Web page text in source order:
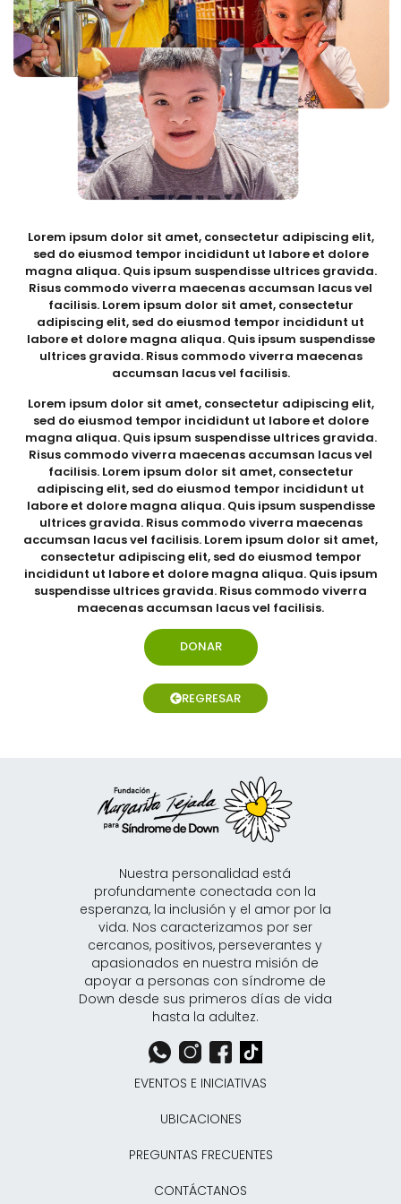
Lorem ipsum dolor sit amet, consectetur adipiscing elit,
sed do eiusmod tempor incididunt ut labore et dolore
magna aliqua. Quis ipsum suspendisse ultrices gravida.
Risus commodo viverra maecenas accumsan lacus vel
facilisis. Lorem ipsum dolor sit amet, consectetur
adipiscing elit, sed do eiusmod tempor incididunt ut
labore et dolore magna aliqua. Quis ipsum suspendisse
ultrices gravida. Risus commodo viverra maecenas
accumsan lacus vel facilisis.
Lorem ipsum dolor sit amet, consectetur adipiscing elit,
sed do eiusmod tempor incididunt ut labore et dolore
magna aliqua. Quis ipsum suspendisse ultrices gravida.
Risus commodo viverra maecenas accumsan lacus vel
facilisis. Lorem ipsum dolor sit amet, consectetur
adipiscing elit, sed do eiusmod tempor incididunt ut
labore et dolore magna aliqua. Quis ipsum suspendisse
ultrices gravida. Risus commodo viverra maecenas
accumsan lacus vel facilisis. Lorem ipsum dolor sit amet,
consectetur adipiscing elit, sed do eiusmod tempor
incididunt ut labore et dolore magna aliqua. Quis ipsum
suspendisse ultrices gravida. Risus commodo viverra
maecenas accumsan lacus vel facilisis.
DONAR
REGRESAR
Nuestra personalidad está
profundamente conectada con la
esperanza, la inclusión y el amor por la
vida. Nos caracterizamos por ser
cercanos, positivos, perseverantes y
apasionados en nuestra misión de
apoyar a personas con síndrome de
Down desde sus primeros días de vida
hasta la adultez.
EVENTOS E INICIATIVAS
UBICACIONES
PREGUNTAS FRECUENTES
CONTÁCTANOS